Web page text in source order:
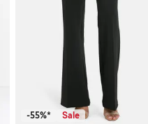
-55%* Sale